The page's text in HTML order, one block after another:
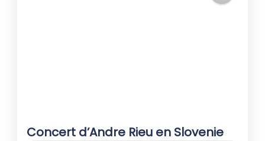
Concert d’Andre Rieu en Slovenie